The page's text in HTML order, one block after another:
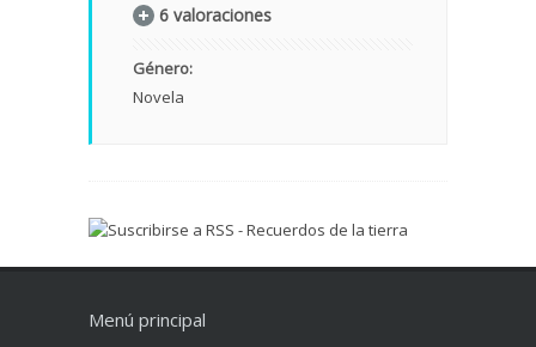
6 valoraciones
Género:
Novela
Menú principal